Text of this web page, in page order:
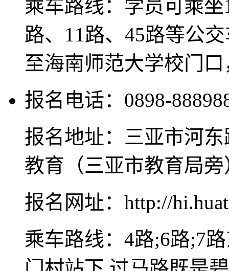
乘车路线：学员可乘
路、11路、45路等公
至海南师范大学校门
报名电话：0898-
报名地址：三亚市河
教育（三亚市教育局旁
报名网址：http://
乘车路线：4路;6路;7